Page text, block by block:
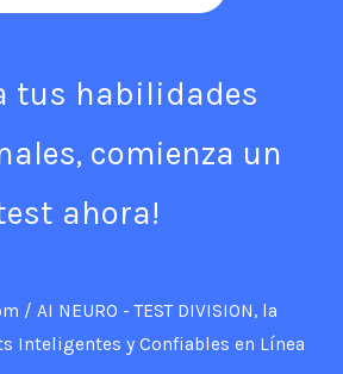
tus habilidades
comienza un
ahora!
/ AI NEURO - TEST DIVISION, la
Inteligentes y Confiables en Línea